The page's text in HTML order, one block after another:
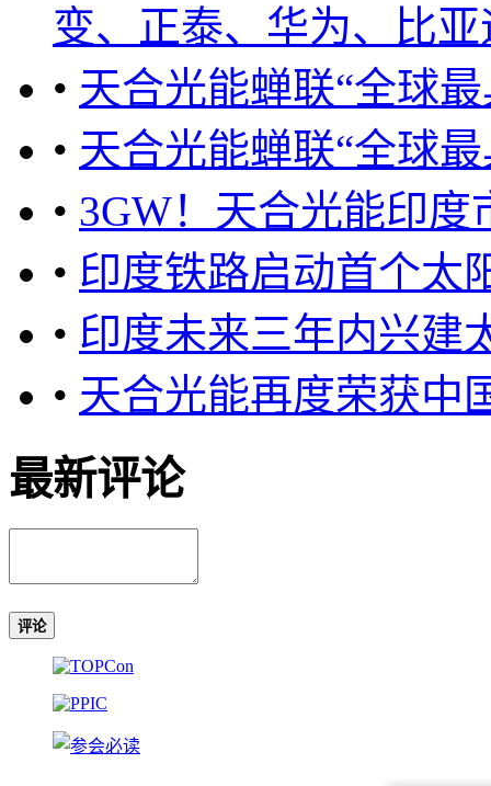
变、正泰、华为、比
• 天合光能蝉联“全球
• 天合光能蝉联“全球
• 3GW！天合光能印
• 印度铁路启动首个太
• 印度未来三年内兴建
• 天合光能再度荣获中
最新评论
评论